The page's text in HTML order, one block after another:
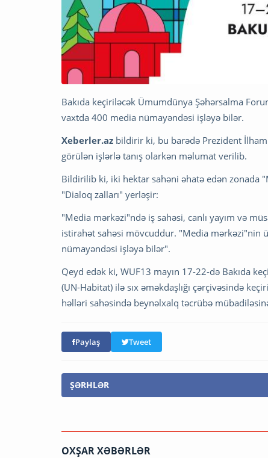
Bakıda keçiriləcək Ümumdünya Şəhərsalma
vaxtda 400 media nümayəndəsi işləyə bilər.
Xeberler.az bildirir ki, bu barədə Prezident
görülən işlərlə tanış olarkən məlumat verilib.
Bildirilib ki, iki hektar sahəni əhatə edən zonada
"Dialoq zalları" yerləşir:
"Media mərkəzi"ndə iş sahəsi, canlı yayım və
istirahət sahəsi mövcuddur. "Media
nümayəndəsi işləyə bilər".
Qeyd edək ki, WUF13 mayın 17-22-də Bakıda
(UN-Habitat) ilə sıx əməkdaşlığı çərçivəsində
həlləri sahəsində beynəlxalq təcrübə
Paylaş Tweet
ŞƏRHLƏR
OXŞAR XƏBƏRLƏR